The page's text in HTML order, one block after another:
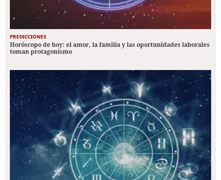
PREDICCIONES
Horóscopo de hoy: el amor, la familia y las oportunidades laborales
toman protagonismo